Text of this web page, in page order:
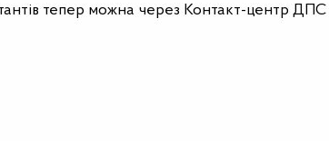
тепер можна через Контакт-центр ДПС